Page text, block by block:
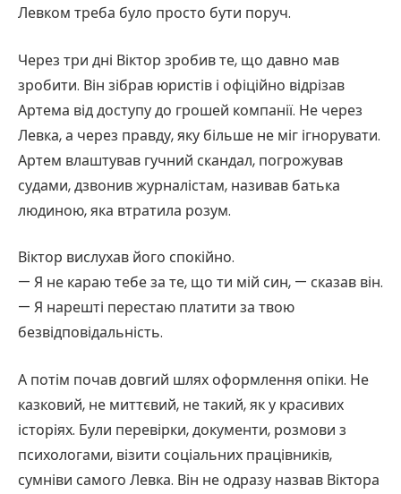
Левком треба було просто бути поруч.
Через три дні Віктор зробив те, що давно мав
зробити. Він зібрав юристів і офіційно відрізав
Артема від доступу до грошей компанії. Не через
Левка, а через правду, яку більше не міг ігнорувати.
Артем влаштував гучний скандал, погрожував
судами, дзвонив журналістам, називав батька
людиною, яка втратила розум.
Віктор вислухав його спокійно.
— Я не караю тебе за те, що ти мій син, — сказав він.
— Я нарешті перестаю платити за твою
безвідповідальність.
А потім почав довгий шлях оформлення опіки. Не
казковий, не миттєвий, не такий, як у красивих
історіях. Були перевірки, документи, розмови з
психологами, візити соціальних працівників,
сумніви самого Левка. Він не одразу назвав Віктора